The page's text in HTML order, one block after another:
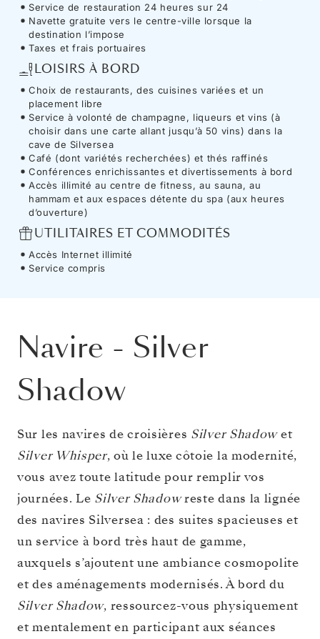
Service de restauration 24 heures sur 24
Navette gratuite vers le centre-ville lorsque la
destination l’impose
Taxes et frais portuaires
LOISIRS À BORD
Choix de restaurants, des cuisines variées et un
placement libre
Service à volonté de champagne, liqueurs et vins (à
choisir dans une carte allant jusqu’à 50 vins) dans la
cave de Silversea
Café (dont variétés recherchées) et thés raffinés
Conférences enrichissantes et divertissements à bord
Accès illimité au centre de fitness, au sauna, au
hammam et aux espaces détente du spa (aux heures
d’ouverture)
UTILITAIRES ET COMMODITÉS
Accès Internet illimité
Service compris
Navire - Silver
Shadow
Sur les navires de croisières Silver Shadowet
Silver Whisper, où le luxe côtoie la modernité,
vous avez toute latitude pour remplir vos
journées. Le Silver Shadowreste dans la lignée
des navires Silversea : des suites spacieuses et
un service à bord très haut de gamme,
auxquels s’ajoutent une ambiance cosmopolite
et des aménagements modernisés. À bord du
Silver Shadow, ressourcez-vous physiquement
et mentalement en participant aux séances